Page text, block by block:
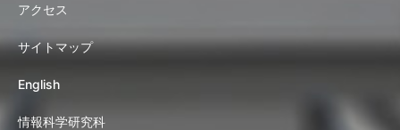
アクセス
サイトマップ
English
情報科学研究科